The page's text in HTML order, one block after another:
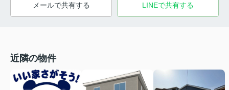
メールで共有する LINEで共有する
近隣の物件